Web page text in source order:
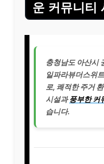
운 커뮤니티
충청남도 아산시
일파라뷰더스위
로, 쾌적한 주거
시설과풍부한 커
습니다.